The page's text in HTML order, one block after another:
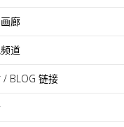
廊
道
/ BLOG 链接